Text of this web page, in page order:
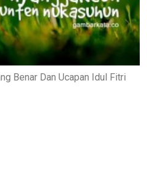
Benar Dan Ucapan Idul Fitri